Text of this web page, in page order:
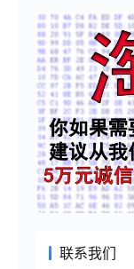
联系我们